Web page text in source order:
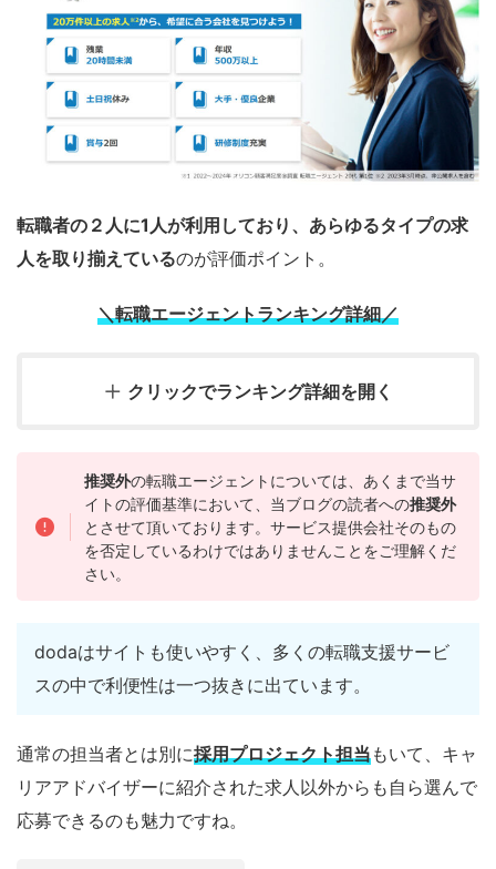
転職者の２人に1人が利用しており、あらゆるタイプの求
人を取り揃えているのが評価ポイント。
＼転職エージェントランキング詳細／
クリックでランキング詳細を開く
推奨外の転職エージェントについては、あくまで当サ
イトの評価基準において、当ブログの読者への推奨外
とさせて頂いております。サービス提供会社そのもの
を否定しているわけではありませんことをご理解くだ
さい。
dodaはサイトも使いやすく、多くの転職支援サービ
スの中で利便性は一つ抜きに出ています。
通常の担当者とは別に採用プロジェクト担当もいて、キャ
リアアドバイザーに紹介された求人以外からも自ら選んで
応募できるのも魅力ですね。